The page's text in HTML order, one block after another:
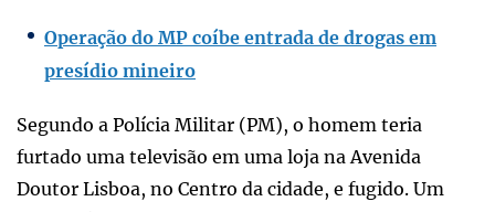
Operação do MP coíbe entrada de drogas em
presídio mineiro
Segundo a Polícia Militar (PM), o homem teria
furtado uma televisão em uma loja na Avenida
Doutor Lisboa, no Centro da cidade, e fugido. Um